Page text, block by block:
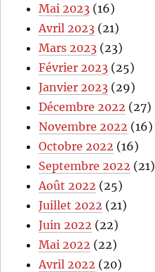
Mai 2023 (16)
Avril 2023 (21)
Mars 2023 (23)
Février 2023 (25)
Janvier 2023 (29)
Décembre 2022 (27)
Novembre 2022 (16)
Octobre 2022 (16)
Septembre 2022 (21)
Août 2022 (25)
Juillet 2022 (21)
Juin 2022 (22)
Mai 2022 (22)
Avril 2022 (20)